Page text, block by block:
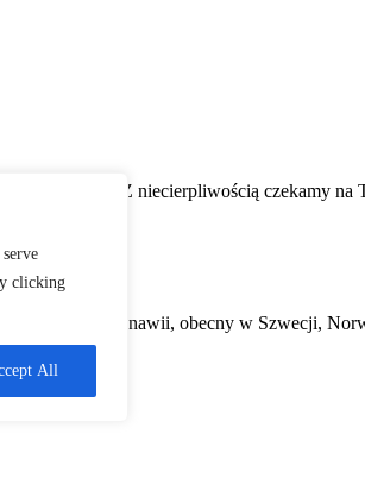
clicking
All
wątpliwości. Z niecierpliwością czekamy na
w Skandynawii, obecny w Szwecji,